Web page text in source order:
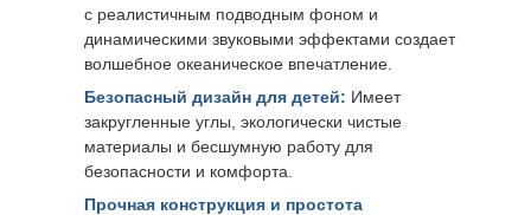
с реалистичным подводным фоном и
динамическими звуковыми эффектами создает
волшебное океаническое впечатление.
Безопасный дизайн для детей: Имеет
закругленные углы, экологически чистые
материалы и бесшумную работу для
безопасности и комфорта.
Прочная конструкция и простота